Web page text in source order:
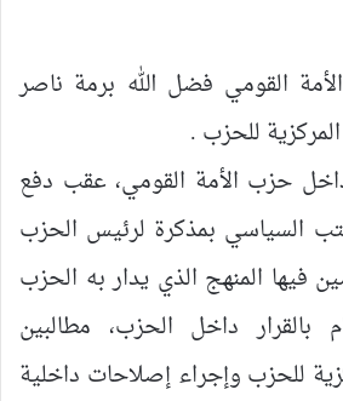
القومي فضل الله برمة ناصر
للحزب .
حزب الأمة القومي، عقب دفع
السياسي بمذكرة لرئيس الحزب
فيها المنهج الذي يدار به الحزب
بالقرار داخل الحزب، مطالبين
للحزب وإجراء إصلاحات داخلية